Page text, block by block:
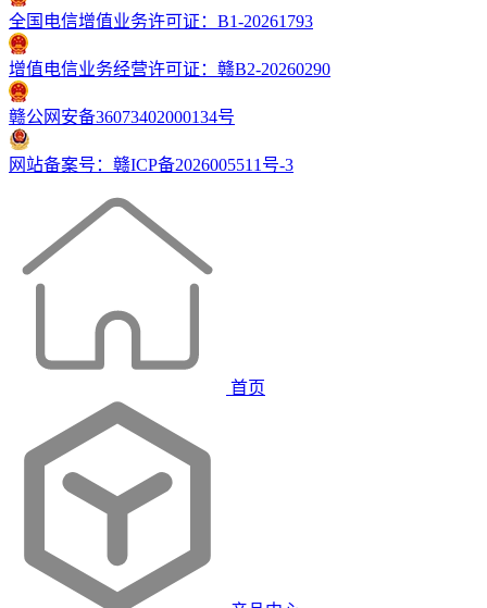
全国电信增值业务许可证：B1-20261793
增值电信业务经营许可证：赣B2-20260290
赣公网安备36073402000134号
网站备案号：赣ICP备2026005511号-3
首页